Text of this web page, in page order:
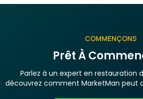
COMMENÇONS
Prêt À
Parlez à un expert en restauration
découvrez comment MarketMan peut